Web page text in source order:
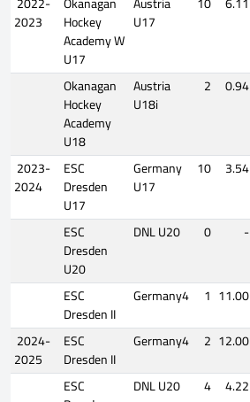
2023
Hockey
Academy W
U17
U17
Okanagan
Hockey
Academy
U18
Austria
U18i
2 0.94
2023-
2024
ESC
Dresden
U17
Germany
U17
10 3.54
ESC
Dresden
U20
DNL U20 0 -
ESC
Dresden II
Germany4 1 11.00
2024-
2025
ESC
Dresden II
Germany4 2 12.00
ESC
DNL U20 4 4.22